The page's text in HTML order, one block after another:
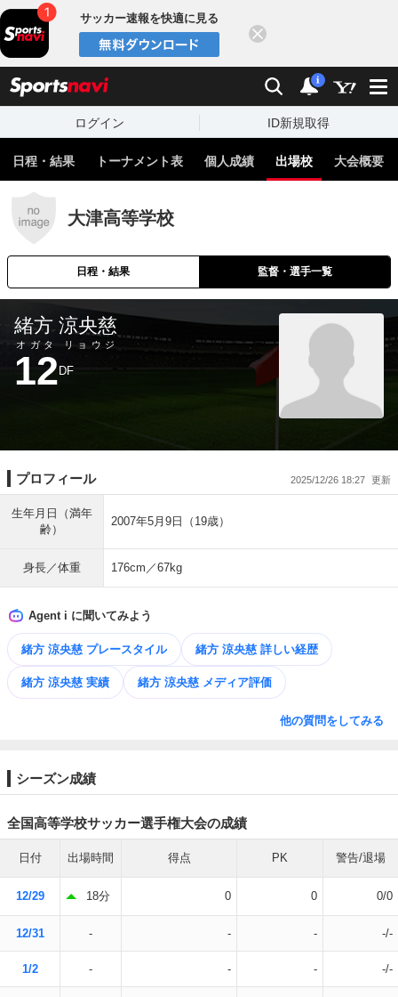
サッカー速報を快適に見る
検索 通知
i
ログイン ID新規取得
日程・結果 トーナメント表 個人成績 出場校 大会概要
大津高等学校
日程・結果 監督・選手一覧
緒方 涼央慈
オガタ リョウジ
12 DF
プロフィール 2025/12/26 18:27
生年月日（満年
齢）
2007年5月9日（19歳）
身長／体重 176cm／67kg
Agent i に聞いてみよう
緒方 涼央慈 プレースタイル 緒方 涼央慈 詳しい経歴
緒方 涼央慈 実績 緒方 涼央慈 メディア評価
他の質問をしてみる
シーズン成績
全国高等学校サッカー選手権大会の成績
日付 出場時間 得点 PK 警告/退場
12/29 18分 0 0 0/0
12/31 - - - -/-
1/2 - - - -/-